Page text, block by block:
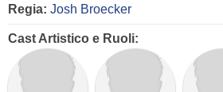
Regia: Josh Broecker
Cast Artistico e Ruoli: